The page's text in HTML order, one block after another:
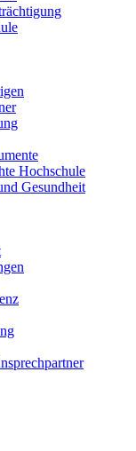
Hochschule
Gesundheit